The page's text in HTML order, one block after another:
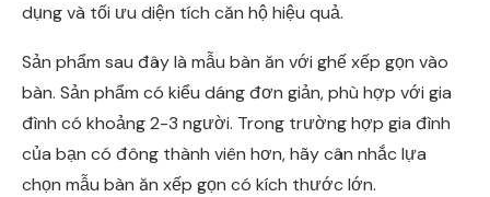
dụng và tối ưu diện tích căn hộ hiệu quả.
Sản phẩm sau đây là mẫu bàn ăn với ghế xếp gọn vào
bàn. Sản phẩm có kiểu dáng đơn giản, phù hợp với gia
đình có khoảng 2-3 người. Trong trường hợp gia đình
của bạn có đông thành viên hơn, hãy cân nhắc lựa
chọn mẫu bàn ăn xếp gọn có kích thước lớn.